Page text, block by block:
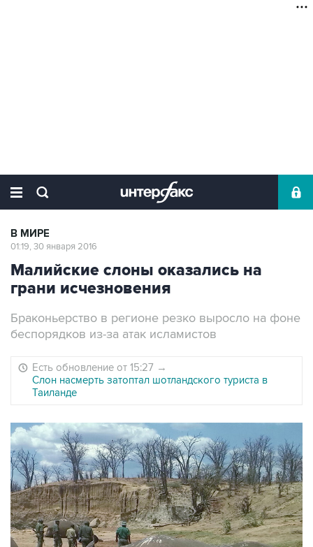
В МИРЕ
01:19, 30 января 2016
Малийские слоны оказались на
грани исчезновения
Браконьерство в регионе резко выросло на фоне
беспорядков из-за атак исламистов
Есть обновление от 15:27 →
Слон насмерть затоптал шотландского туриста в
Таиланде